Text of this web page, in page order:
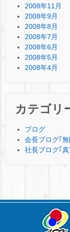
2008年11月
2008年9月
2008年8月
2008年7月
2008年6月
2008年5月
2008年4月
カテゴリ
ブログ
会長ブログ｢
社長ブログ｢真